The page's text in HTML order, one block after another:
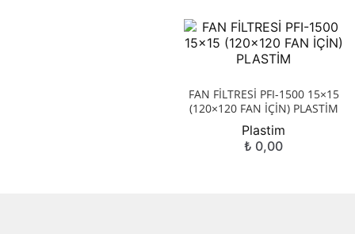
FAN FİLTRESİ PFI-1500 15×15
(120×120 FAN İÇİN) PLASTİM
Plastim
₺ 0,00